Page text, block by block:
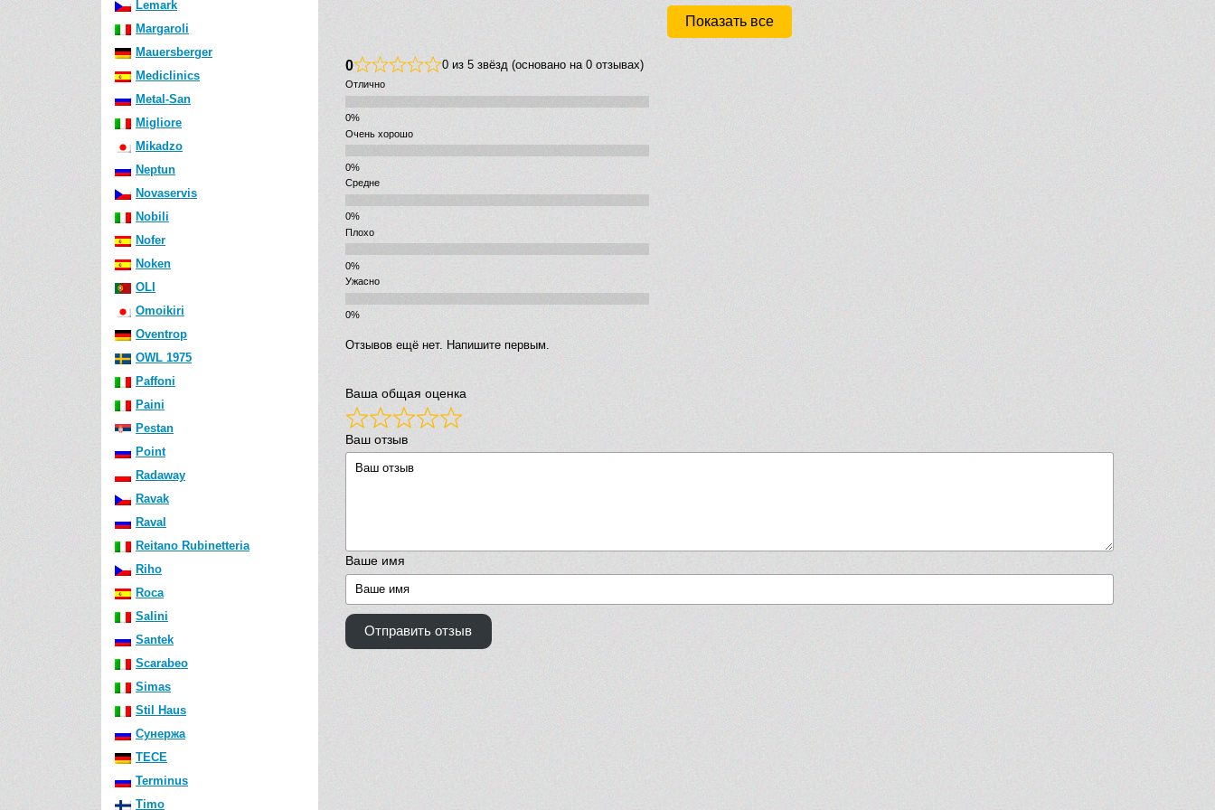
Lemark
Margaroli
Mauersberger
Mediclinics
Metal-San
Migliore
Mikadzo
Neptun
Novaservis
Nobili
Nofer
Noken
OLI
Omoikiri
Oventrop
OWL 1975
Paffoni
Paini
Pestan
Point
Radaway
Ravak
Raval
Reitano Rubinetteria
Riho
Roca
Salini
Santek
Scarabeo
Simas
Stil Haus
Сунержа
TECE
Terminus
Timo
Показать все
0 0 из 5 звёзд (основано на 0 отзывах)
Отлично
Очень хорошо
Средне
Плохо
Ужасно
Отзывов ещё нет. Напишите первым.
Ваша общая оценка
Ваш отзыв
Ваше имя
Отправить отзыв